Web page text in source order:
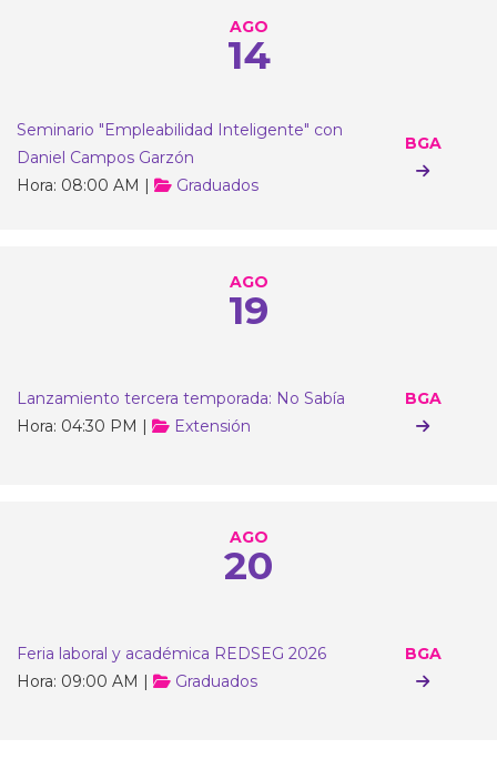
AGO
14
Seminario "Empleabilidad Inteligente" con
Daniel Campos Garzón
Hora: 08:00 AM |
Graduados
BGA
AGO
19
Lanzamiento tercera temporada: No Sabía
Hora: 04:30 PM |
Extensión
BGA
AGO
20
Feria laboral y académica REDSEG 2026
Hora: 09:00 AM |
Graduados
BGA